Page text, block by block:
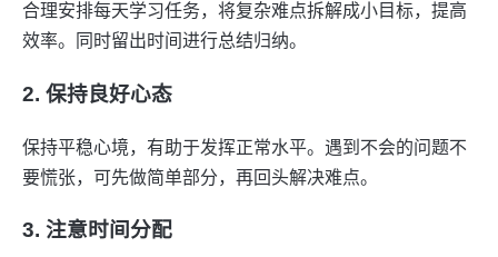
合理安排每天学习任务，将复杂难点拆解成小目标，提高
效率。同时留出时间进行总结归纳。
2. 保持良好心态
保持平稳心境，有助于发挥正常水平。遇到不会的问题不
要慌张，可先做简单部分，再回头解决难点。
3. 注意时间分配